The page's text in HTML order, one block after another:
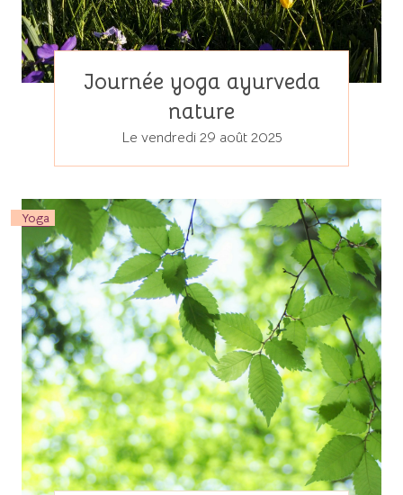
Journée yoga ayurveda
nature
Le vendredi 29 août 2025
Yoga